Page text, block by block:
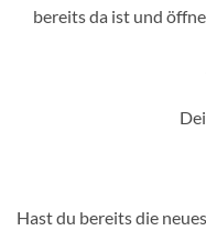
bereits da ist und
Hast du bereits die